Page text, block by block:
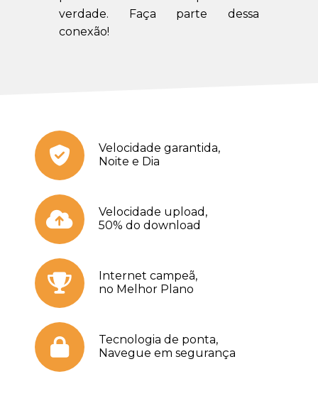
verdade. Faça parte dessa
conexão!
Velocidade garantida,
Noite e Dia
Velocidade upload,
50% do download
Internet campeã,
no Melhor Plano
Tecnologia de ponta,
Navegue em segurança